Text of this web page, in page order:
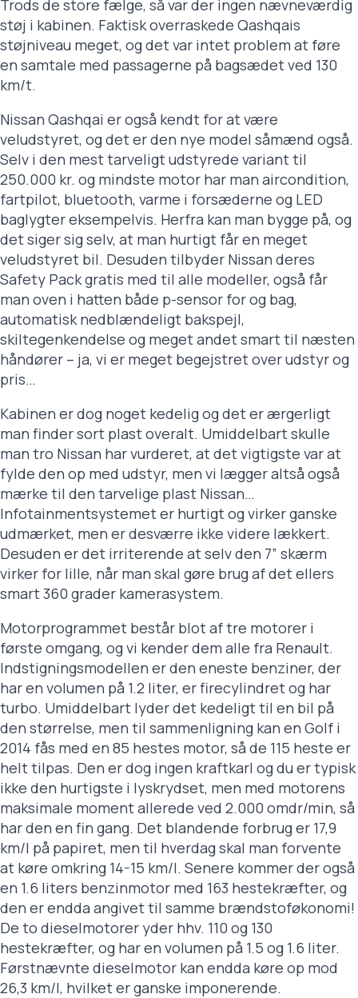
Trods de store fælge, så var der ingen nævneværdig
støj i kabinen. Faktisk overraskede Qashqais
støjniveau meget, og det var intet problem at føre
en samtale med passagerne på bagsædet ved 130
km/t.
Nissan Qashqai er også kendt for at være
veludstyret, og det er den nye model såmænd også.
Selv i den mest tarveligt udstyrede variant til
250.000 kr. og mindste motor har man aircondition,
fartpilot, bluetooth, varme i forsæderne og LED
baglygter eksempelvis. Herfra kan man bygge på, og
det siger sig selv, at man hurtigt får en meget
veludstyret bil. Desuden tilbyder Nissan deres
Safety Pack gratis med til alle modeller, også får
man oven i hatten både p-sensor for og bag,
automatisk nedblændeligt bakspejl,
skiltegenkendelse og meget andet smart til næsten
håndører – ja, vi er meget begejstret over udstyr og
pris…
Kabinen er dog noget kedelig og det er ærgerligt
man finder sort plast overalt. Umiddelbart skulle
man tro Nissan har vurderet, at det vigtigste var at
fylde den op med udstyr, men vi lægger altså også
mærke til den tarvelige plast Nissan…
Infotainmentsystemet er hurtigt og virker ganske
udmærket, men er desværre ikke videre lækkert.
Desuden er det irriterende at selv den 7” skærm
virker for lille, når man skal gøre brug af det ellers
smart 360 grader kamerasystem.
Motorprogrammet består blot af tre motorer i
første omgang, og vi kender dem alle fra Renault.
Indstigningsmodellen er den eneste benziner, der
har en volumen på 1.2 liter, er firecylindret og har
turbo. Umiddelbart lyder det kedeligt til en bil på
den størrelse, men til sammenligning kan en Golf i
2014 fås med en 85 hestes motor, så de 115 heste er
helt tilpas. Den er dog ingen kraftkarl og du er typisk
ikke den hurtigste i lyskrydset, men med motorens
maksimale moment allerede ved 2.000 omdr/min, så
har den en fin gang. Det blandende forbrug er 17,9
km/l på papiret, men til hverdag skal man forvente
at køre omkring 14-15 km/l. Senere kommer der også
en 1.6 liters benzinmotor med 163 hestekræfter, og
den er endda angivet til samme brændstoføkonomi!
De to dieselmotorer yder hhv. 110 og 130
hestekræfter, og har en volumen på 1.5 og 1.6 liter.
Førstnævnte dieselmotor kan endda køre op mod
26,3 km/l, hvilket er ganske imponerende.